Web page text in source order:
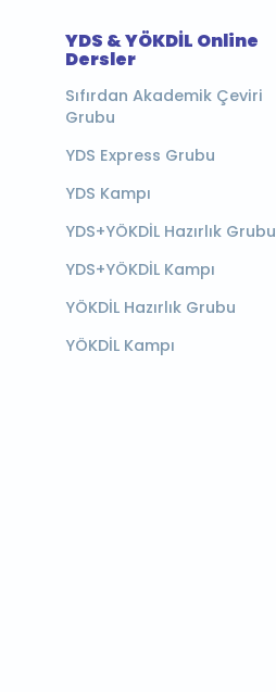
YDS & YÖKDİL Online
Dersler
Sıfırdan Akademik Çeviri
Grubu
YDS Express Grubu
YDS Kampı
YDS+YÖKDİL Hazırlık Grubu
YDS+YÖKDİL Kampı
YÖKDİL Hazırlık Grubu
YÖKDİL Kampı